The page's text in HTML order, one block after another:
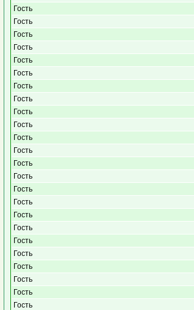
Гость
Гость
Гость
Гость
Гость
Гость
Гость
Гость
Гость
Гость
Гость
Гость
Гость
Гость
Гость
Гость
Гость
Гость
Гость
Гость
Гость
Гость
Гость
Гость